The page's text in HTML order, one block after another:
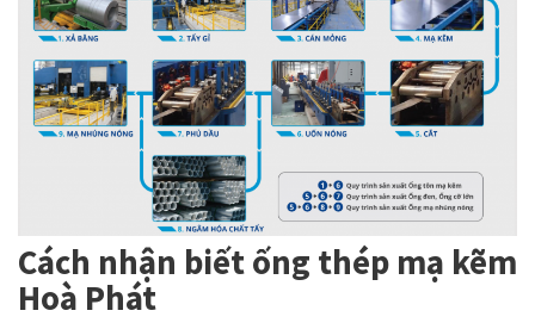
Cách nhận biết ống thép mạ kẽm
Hoà Phát